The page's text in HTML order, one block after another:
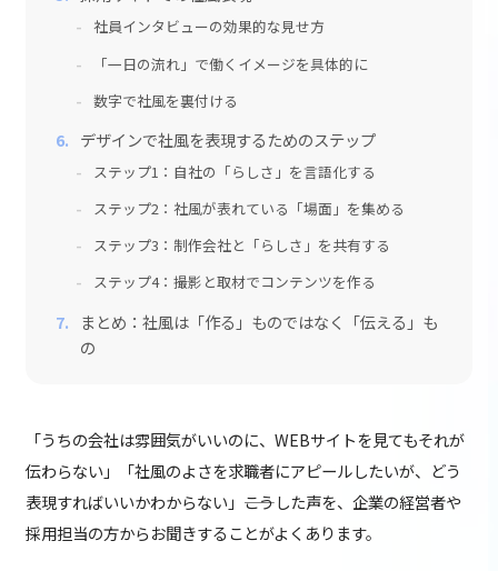
社員インタビューの効果的な見せ方
「一日の流れ」で働くイメージを具体的に
数字で社風を裏付ける
デザインで社風を表現するためのステップ
ステップ1：自社の「らしさ」を言語化する
ステップ2：社風が表れている「場面」を集める
ステップ3：制作会社と「らしさ」を共有する
ステップ4：撮影と取材でコンテンツを作る
まとめ：社風は「作る」ものではなく「伝える」も
の
「うちの会社は雰囲気がいいのに、WEBサイトを見てもそれが
伝わらない」「社風のよさを求職者にアピールしたいが、どう
表現すればいいかわからない」――こうした声を、企業の経営者や
採用担当の方からお聞きすることがよくあります。